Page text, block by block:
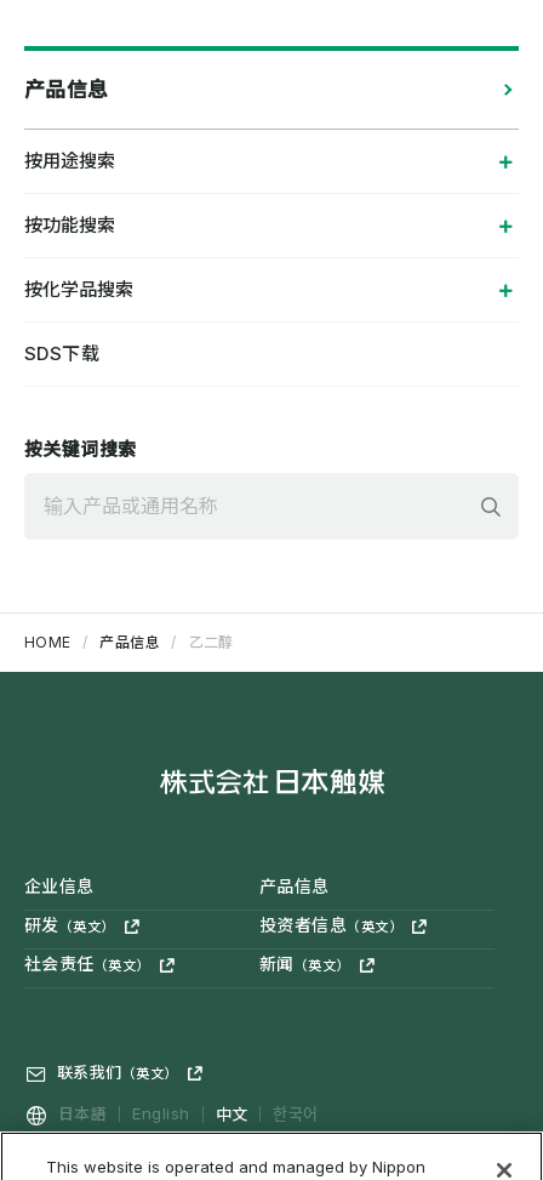
HOME 产品信息 乙二醇
产品信息
按用途搜索
按功能搜索
按化学品搜索
SDS下载
按关键词搜索
企业信息
产品信息
研发 （英文） 投资者信息 （英文）
社会责任 （英文） 新闻 （英文）
联系我们 （英文）
日本語 English 中文 한국어
This website is operated and managed by Nippon